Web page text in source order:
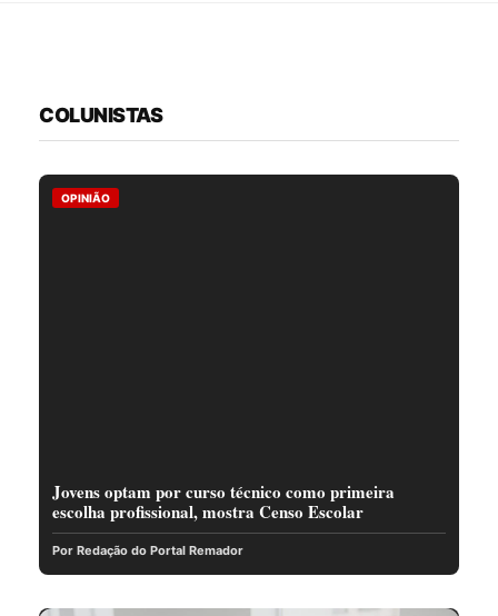
COLUNISTAS
OPINIÃO
Jovens optam por curso técnico como primeira
escolha profissional, mostra Censo Escolar
Por Redação do Portal Remador